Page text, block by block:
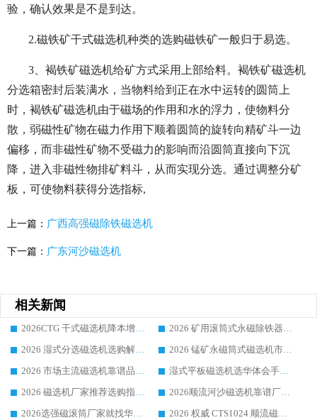
验，确认效果是不是到达。
2.磁铁矿干式磁选机种类的选购磁铁矿一般归于易选。
3、褐铁矿磁选机给矿方式采用上部给料。褐铁矿磁选机
分选箱密封后装满水，当物料给到正在水中运转的圆筒上
时，褐铁矿磁选机由于磁场的作用和水的浮力，使物料分
散，弱磁性矿物在磁力作用下顺着圆筒的旋转向精矿斗一边
偏移，而非磁性矿物不受磁力的影响而沿圆筒直接向下沉
降，进入非磁性物排矿料斗，从而实现分选。通过调整分矿
板，可使物料获得分选指标,
上一篇： 广西高强磁除铁磁选机
下一篇： 广东河沙磁选机
相关新闻
2026CTG 干式磁选机降本增效选购指南 选矿行业口碑稳定专业生产强者盘点
2026 矿用滚筒式永磁除铁器厂家榜单 行业实力派源头厂商选购干货指南
2026 湿式分选磁选机选购解析，华体会手机网页版-华体会(中国) 设备综合实力详解
2026 锰矿永磁筒式磁选机市场主流客户推荐生产厂家口碑精选
2026 市场主流磁选机靠谱品牌推荐 案例厂家华体会手机网页版-华体会(中国) 大众倾心之选
湿式平板磁选机选华体会手机网页版-华体会(中国) _2026靠谱厂家收获各地客户良好评价
2026 磁选机厂家推荐选购指南，实地走访参考华体会手机网页版-华体会(中国) 合作口碑表现
2026顺流河沙磁选机靠谱厂家推荐 华体会手机网页版-华体会(中国) 实力口碑精选
2026选强磁滚筒厂家就找华体会手机网页版-华体会(中国) _口碑过硬用料扎实_性价比优势突出
2026 权威 CTS1024 顺流磁选机精选生产厂家优质设备推荐